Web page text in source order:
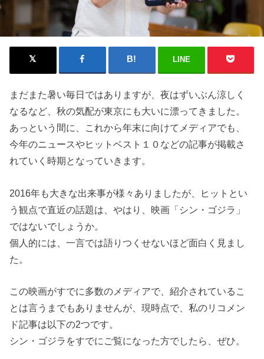
LINE
まだまた暑い毎日ではありますが、夜はずいぶん涼しく
なるなど、秋の気配が東京にも大いに漂ってきました。
あっという間に、これから年末に向けてメディアでも、
今年のニュースやヒットベスト１０などの記事が掲載さ
れていく時期となっていきます。
2016年も大きな出来事が様々ありましたが、ヒットとい
う観点で直近の話題は、やはり、映画「シン・ゴジラ」
ではないでしょうか。
個人的には、一言では語りつくせないほど面白く見まし
た。
この映画がすでに多数のメディアで、紹介されているこ
とは言うまでもありませんが、現時点で、私のリコメン
ド記事は以下の2つです。
シン・ゴジラをすでにご覧になった方でしたら、ぜひ。